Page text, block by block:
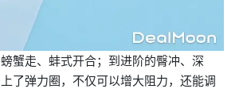
蟹走、蚌式开合；到进阶的臀冲、深
了弹力圈，不仅可以增大阻力，还能调